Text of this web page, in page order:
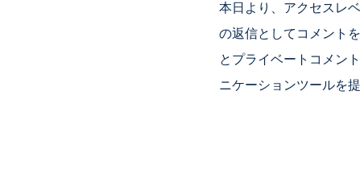
本日より、アクセスレ
の返信としてコメント
とプライベートコメン
ニケーションツールを提